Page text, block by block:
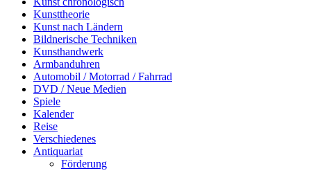
Kunsttheorie
Kunst nach Ländern
Bildnerische Techniken
Kunsthandwerk
Armbanduhren
Automobil / Motorrad / Fahrrad
DVD / Neue Medien
Spiele
Kalender
Reise
Verschiedenes
Antiquariat
Förderung